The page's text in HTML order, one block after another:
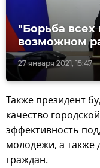
27 января 2021, 15:47
"Борьба всех
возможном
Также президент
качество
эффективность
молодежи, а
граждан.